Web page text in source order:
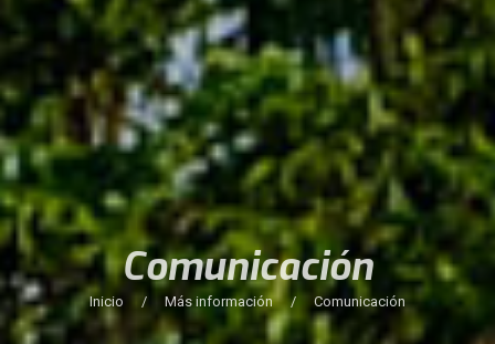
Comunicación
Inicio / Más información / Comunicación